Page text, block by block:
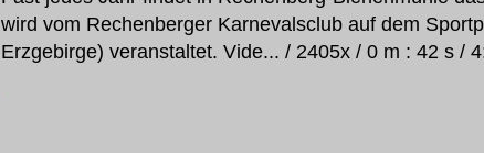
wird vom Rechenberger Karnevalsclub auf dem
Erzgebirge) veranstaltet. Vide... / 2405x / 0 m : 42 s /